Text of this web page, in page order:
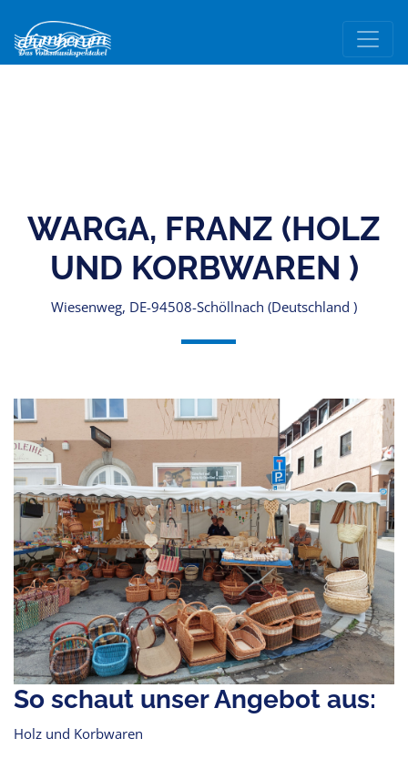
WARGA, FRANZ (HOLZ
UND KORBWAREN )
Wiesenweg, DE-94508-Schöllnach (Deutschland )
So schaut unser Angebot aus:
Holz und Korbwaren